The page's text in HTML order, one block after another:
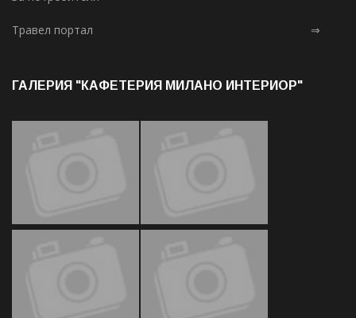
Травел портал ⇒
ГАЛЕРИЯ "КАФЕТЕРИЯ МИЛАНО ИНТЕРИОР"